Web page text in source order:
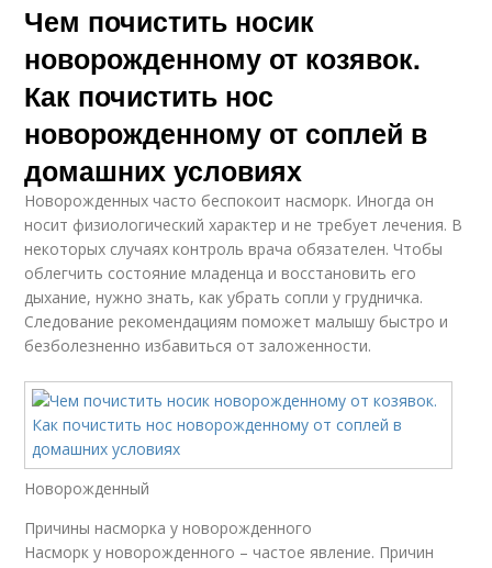
Чем почистить носик
новорожденному от козявок.
Как почистить нос
новорожденному от соплей в
домашних условиях
Новорожденных часто беспокоит насморк. Иногда он
носит физиологический характер и не требует лечения. В
некоторых случаях контроль врача обязателен. Чтобы
облегчить состояние младенца и восстановить его
дыхание, нужно знать, как убрать сопли у грудничка.
Следование рекомендациям поможет малышу быстро и
безболезненно избавиться от заложенности.
Новорожденный
Причины насморка у новорожденного
Насморк у новорожденного – частое явление. Причин